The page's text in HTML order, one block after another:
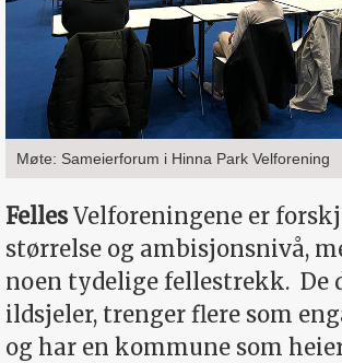
Møte: Sameierforum i Hinna Park Velforening
Felles Velforeningene er
størrelse og ambisjonsnivå,
noen tydelige fellestrekk. De
ildsjeler, trenger flere som
og har en kommune som